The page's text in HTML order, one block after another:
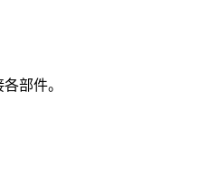
部件。